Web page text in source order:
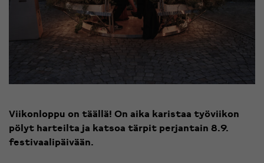
Viikonloppu on täällä! On aika karistaa työviikon
pölyt harteilta ja katsoa tärpit perjantain 8.9.
festivaalipäivään.